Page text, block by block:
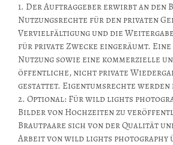
1. Der Auftraggeber erwirbt an den
Nutzungsrechte für den privaten
Vervielfältigung und die
für private Zwecke eingeräumt.
Nutzung sowie eine kommerzielle
öffentliche, nicht private
gestattet. Eigentumsrechte
2. Optional: Für wild lights
Bilder von Hochzeiten zu
Brautpaare sich von der Qualität
Arbeit von wild lights photography